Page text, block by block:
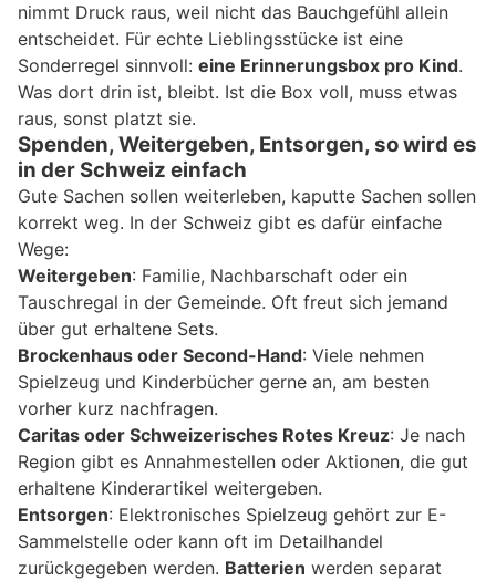
nimmt Druck raus, weil nicht das Bauchgefühl allein
entscheidet. Für echte Lieblingsstücke ist eine
Sonderregel sinnvoll: eine Erinnerungsbox pro Kind.
Was dort drin ist, bleibt. Ist die Box voll, muss etwas
raus, sonst platzt sie.
Spenden, Weitergeben, Entsorgen, so wird es
in der Schweiz einfach
Gute Sachen sollen weiterleben, kaputte Sachen sollen
korrekt weg. In der Schweiz gibt es dafür einfache
Wege:
Weitergeben: Familie, Nachbarschaft oder ein
Tauschregal in der Gemeinde. Oft freut sich jemand
über gut erhaltene Sets.
Brockenhaus oder Second-Hand: Viele nehmen
Spielzeug und Kinderbücher gerne an, am besten
vorher kurz nachfragen.
Caritas oder Schweizerisches Rotes Kreuz: Je nach
Region gibt es Annahmestellen oder Aktionen, die gut
erhaltene Kinderartikel weitergeben.
Entsorgen: Elektronisches Spielzeug gehört zur E-
Sammelstelle oder kann oft im Detailhandel
zurückgegeben werden. Batterien werden separat